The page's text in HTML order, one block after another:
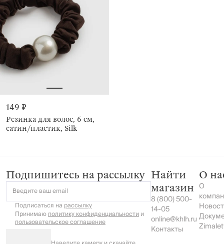
149 ₽
Резинка для волос, 6 см,
сатин/пластик, Silk
Подпишитесь на рассылку
Введите ваш email
Подписаться на рассылку
Принимаюполитику конфиденциальностии
пользовательское соглашение
Найти
магазин
8 (800) 500-
14-05
online@khlh.ru
Контакты
О
О